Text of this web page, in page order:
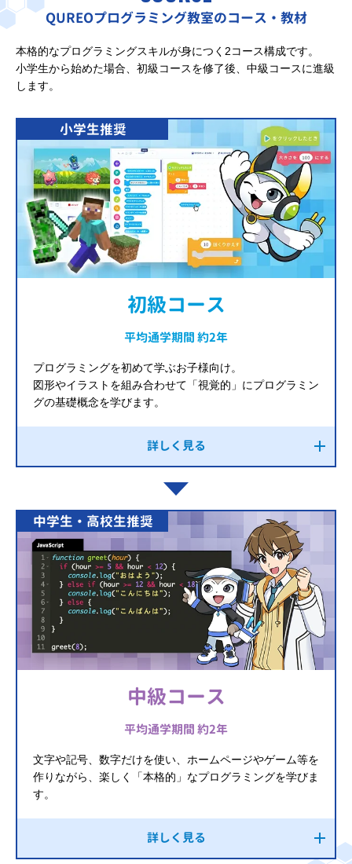
QUREOプログラミング教室のコース・教材
本格的なプログラミングスキルが身につく2コース構成です。
小学生から始めた場合、初級コースを修了後、中級コースに進級
します。
小学生推奨
初級コース
平均通学期間 約2年
プログラミングを初めて学ぶお子様向け。
図形やイラストを組み合わせて「視覚的」にプログラミン
グの基礎概念を学びます。
詳しく見る
中学生・高校生推奨
中級コース
平均通学期間 約2年
文字や記号、数字だけを使い、ホームページやゲーム等を
作りながら、楽しく「本格的」なプログラミングを学びま
す。
詳しく見る